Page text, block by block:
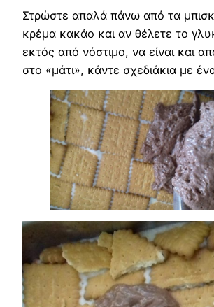
Στρώστε απαλά πάνω από τα
κρέμα κακάο και αν θέλετε το
εκτός από νόστιμο, να είναι και
στο «μάτι», κάντε σχεδιάκια με